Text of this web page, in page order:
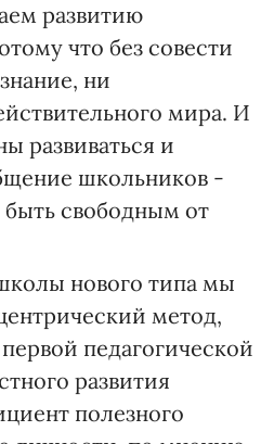
развитию
что без совести
ни
мира. И
развиваться и
школьников -
свободным от
нового типа мы
метод,
педагогической
развития
полезного